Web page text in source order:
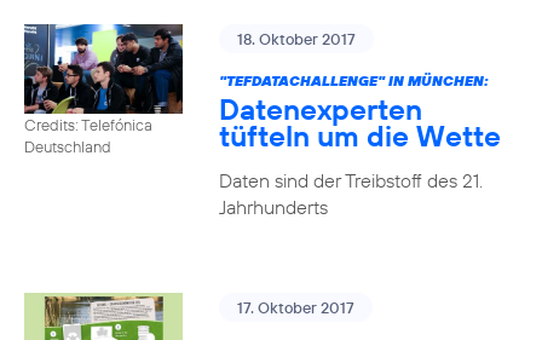
Credits: Telefónica
Deutschland
18. Oktober 2017
"TEFDATACHALLENGE" IN MÜNCHEN:
Datenexperten
tüfteln um die Wette
Daten sind der Treibstoff des 21.
Jahrhunderts
17. Oktober 2017